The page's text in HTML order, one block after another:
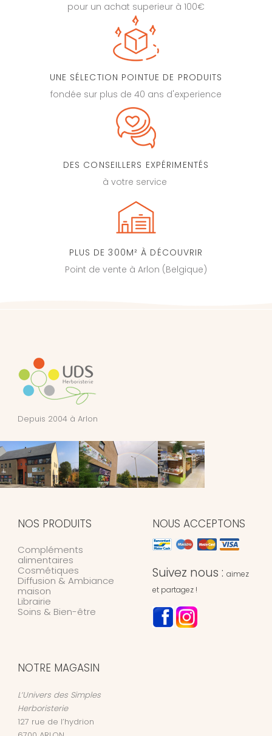
pour un achat superieur à 100€
UNE SÉLECTION POINTUE DE PRODUITS
fondée sur plus de 40 ans d'experience
DES CONSEILLERS EXPÉRIMENTÉS
à votre service
PLUS DE 300M² À DÉCOUVRIR
Point de vente à Arlon (Belgique)
Depuis 2004 à Arlon
NOS PRODUITS
Compléments
alimentaires
Cosmétiques
Diffusion & Ambiance
maison
Librairie
Soins & Bien-être
NOUS ACCEPTONS
Suivez nous : aimez
et partagez !
NOTRE MAGASIN
L’Univers des Simples
Herboristerie
127 rue de l’hydrion